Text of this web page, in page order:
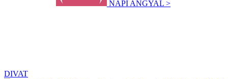
NAPI ANGYAL >
DIVAT